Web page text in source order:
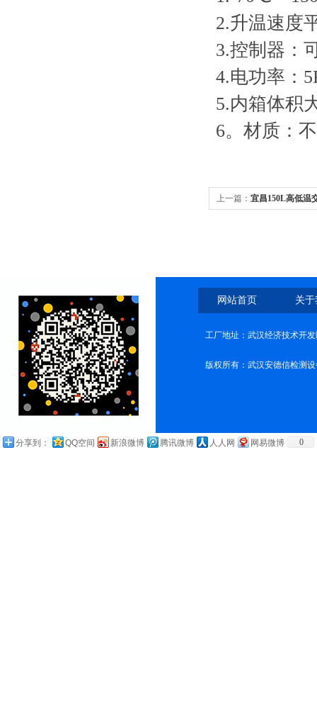
2.升温速度
3.控制器：
4.电功率：
5.内箱体积
6。材质：
上一篇： 宜昌150L高低温
网站首页 关
工厂地址：武汉经济技术开
版权所有：武汉安德信检测
分享到： QQ空间 新浪微博 腾讯微博 人人网 网易微博 0